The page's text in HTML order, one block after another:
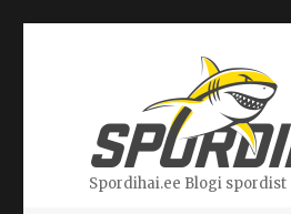
Spordihai.ee Blogi spordist